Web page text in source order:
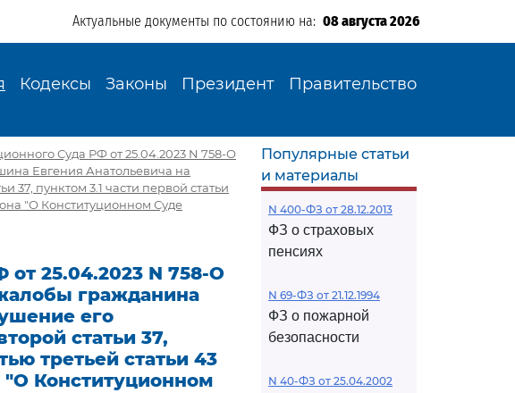
Актуальные документы по состоянию на: 08 августа 2026
Кодексы Законы Президент Правительство
Суда РФ от 25.04.2023 N 758-О
Евгения Анатольевича на
37, пунктом 3.1 части первой статьи
"О Конституционном Суде
25.04.2023 N 758-О
гражданина
его
статьи 37,
третьей статьи 43
"О Конституционном
Популярные статьи
и материалы
N 400-ФЗ от 28.12.2013
ФЗ о страховых
пенсиях
N 69-ФЗ от 21.12.1994
ФЗ о пожарной
безопасности
N 40-ФЗ от 25.04.2002